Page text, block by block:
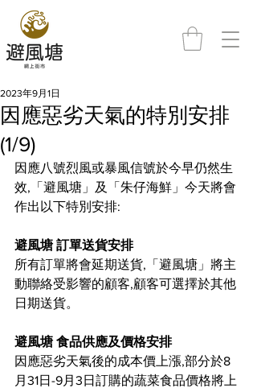
因應惡劣天氣的特別安排
(1/9)
2023年9月1日
因應八號烈風或暴風信號於今早仍然生
效,「避風塘」及「朱仔海鮮」今天將會
作出以下特別安排:
避風塘 訂單送貨安排
所有訂單將會延期送貨,「避風塘」將主
動聯絡受影響的顧客,顧客可選擇於其他
日期送貨。
避風塘 食品供應及價格安排
因應惡劣天氣後的成本價上漲,部分於8
月31日-9月3日訂購的蔬菜食品價格將上